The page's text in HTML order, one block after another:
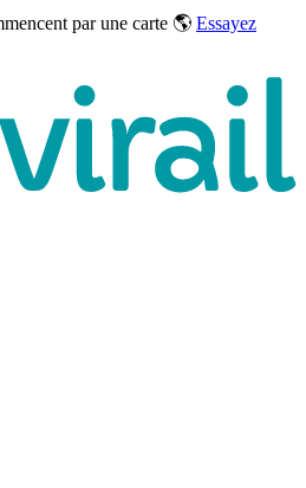
par une carte 🌎 Essayez